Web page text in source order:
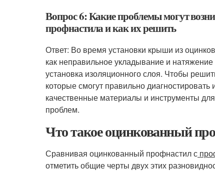
Вопрос 6: Какие проблемы могут
профнастила и как их решить
Ответ: Во время установки крыши из
как неправильное укладывание и
установка изоляционного слоя. Чтобы
которые смогут правильно
качественные материалы и инструменты
проблем.
Что такое оцинкованный
Сравнивая оцинкованный профнастил с
отметить общие черты двух этих